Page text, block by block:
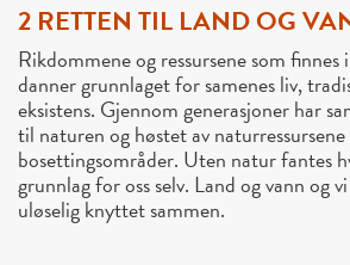
2 RETTEN TIL LAND OG
Rikdommene og ressursene som
danner grunnlaget for samenes liv,
eksistens. Gjennom generasjoner har
til naturen og høstet av naturressursene
bosettingsområder. Uten natur fantes
grunnlag for oss selv. Land og vann og
uløselig knyttet sammen.